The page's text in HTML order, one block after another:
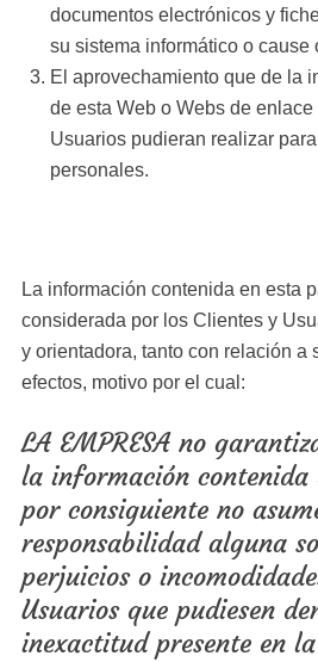
documentos electrónicos y
su sistema informático o cause
El aprovechamiento que de la
de esta Web o Webs de
Usuarios pudieran realizar
personales.
La información contenida en esta
considerada por los Clientes y
y orientadora, tanto con relación a
efectos, motivo por el cual:
LA EMPRESA no
la información contenida
por consiguiente no
responsabilidad alguna
perjuicios o
Usuarios que pudiesen
inexactitud presente en